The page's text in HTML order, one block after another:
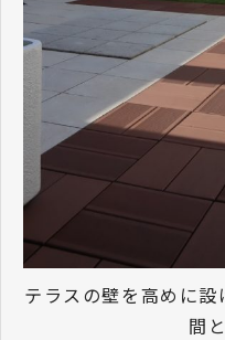
テラスの壁を高めに
間